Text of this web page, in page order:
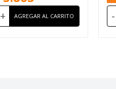
+ -